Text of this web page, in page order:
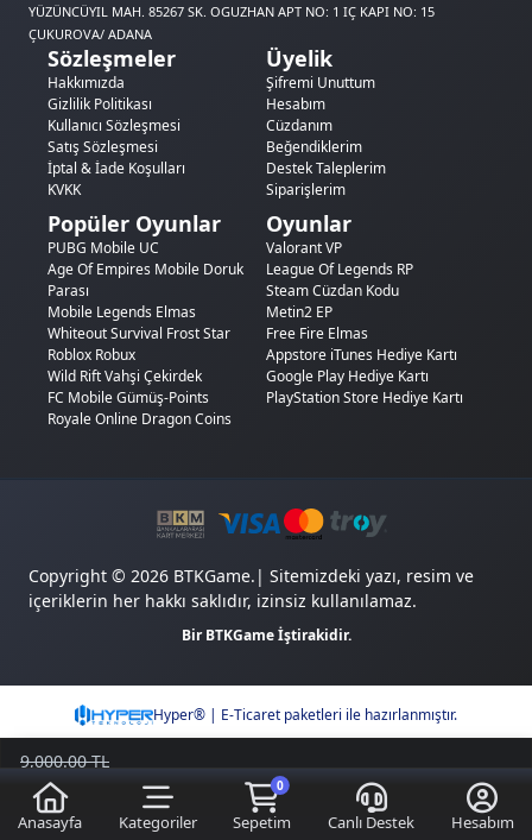
9,000.00 TL
6,949.99 TL
Kazancımı Gör
Sepete Ekle
Anasayfa Kategoriler
0
Sepetim Canlı Destek Hesabım
YÜZÜNCÜYIL MAH. 85267 SK. OGUZHAN APT NO: 1 IÇ KAPI NO: 15
ÇUKUROVA/ ADANA
Sözleşmeler
Hakkımızda
Gizlilik Politikası
Kullanıcı Sözleşmesi
Satış Sözleşmesi
İptal & İade Koşulları
KVKK
Üyelik
Şifremi Unuttum
Hesabım
Cüzdanım
Beğendiklerim
Destek Taleplerim
Siparişlerim
Popüler Oyunlar
PUBG Mobile UC
Age Of Empires Mobile Doruk
Parası
Mobile Legends Elmas
Whiteout Survival Frost Star
Roblox Robux
Wild Rift Vahşi Çekirdek
FC Mobile Gümüş-Points
Royale Online Dragon Coins
Oyunlar
Valorant VP
League Of Legends RP
Steam Cüzdan Kodu
Metin2 EP
Free Fire Elmas
Appstore iTunes Hediye Kartı
Google Play Hediye Kartı
PlayStation Store Hediye Kartı
Copyright © 2026 BTKGame.| Sitemizdeki yazı, resim ve
içeriklerin her hakkı saklıdır, izinsiz kullanılamaz.
Bir BTKGame İştirakidir.
Hyper® | E-Ticaret paketleri ile hazırlanmıştır.